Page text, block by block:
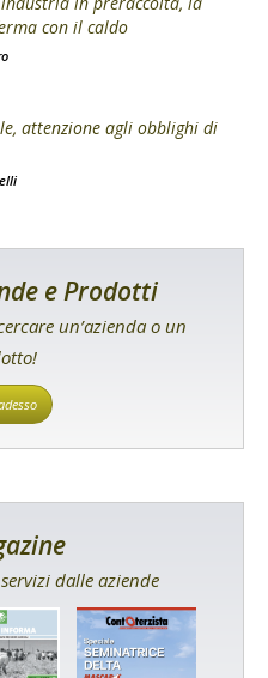
con il caldo
attenzione agli obblighi di
e Prodotti
un’azienda o un
dalle aziende